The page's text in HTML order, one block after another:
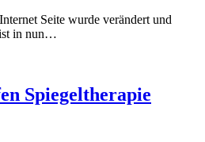
Seite wurde verändert und
in nun…
Spiegeltherapie